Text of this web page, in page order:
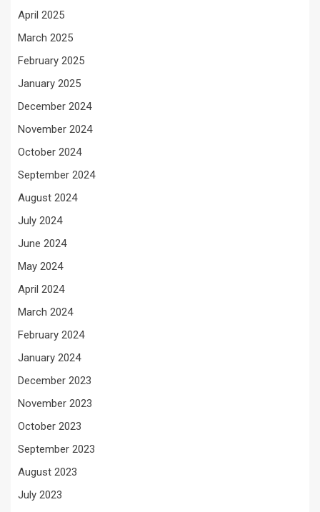
April 2025
March 2025
February 2025
January 2025
December 2024
November 2024
October 2024
September 2024
August 2024
July 2024
June 2024
May 2024
April 2024
March 2024
February 2024
January 2024
December 2023
November 2023
October 2023
September 2023
August 2023
July 2023